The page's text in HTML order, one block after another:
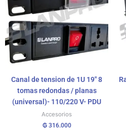
Canal de tension de 1U 19″ 8
tomas redondas / planas
(universal)- 110/220 V- PDU
Accesorios
₲316.000